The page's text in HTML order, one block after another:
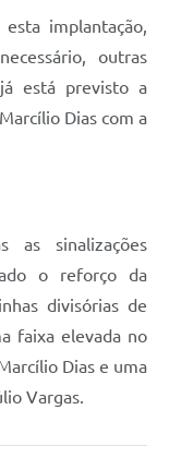
implantação,
outras
está previsto a
Dias com a
as sinalizações
o reforço da
divisórias de
faixa elevada no
Dias e uma
Vargas.